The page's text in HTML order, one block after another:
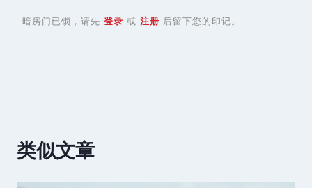
暗房门已锁，请先 登录 或 注册 后留下您的印记。
类似文章